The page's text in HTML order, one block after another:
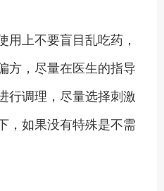
用上不要盲目乱吃药，
方，尽量在医生的指导
行调理，尽量选择刺激
，如果没有特殊是不需